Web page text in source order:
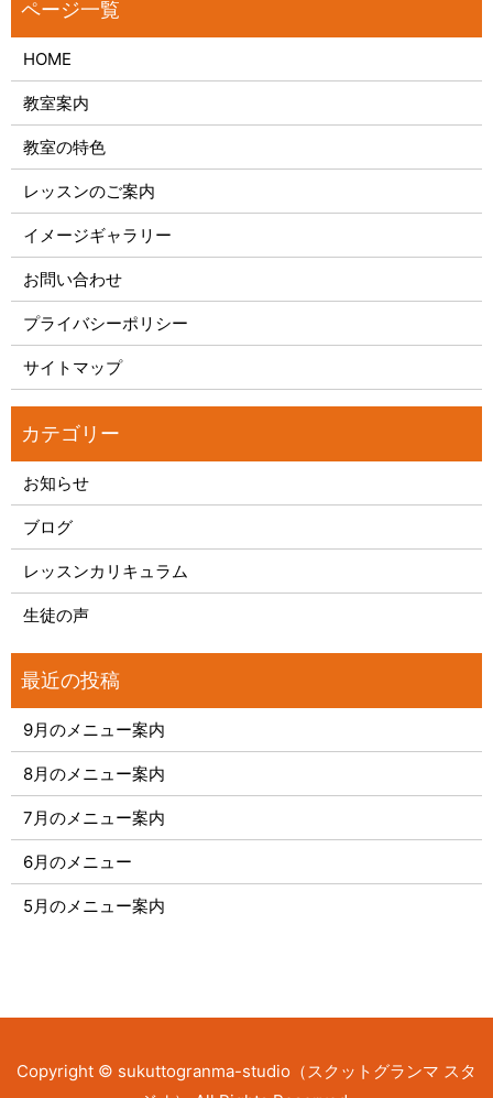
HOME
教室案内
教室の特色
レッスンのご案内
イメージギャラリー
お問い合わせ
プライバシーポリシー
サイトマップ
お知らせ
ブログ
レッスンカリキュラム
生徒の声
9月のメニュー案内
8月のメニュー案内
7月のメニュー案内
6月のメニュー
5月のメニュー案内
Copyright © sukuttogranma-studio（スクットグランマ スタ